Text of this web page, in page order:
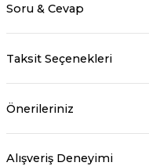
Soru & Cevap
Taksit Seçenekleri
Önerileriniz
Alışveriş Deneyimi